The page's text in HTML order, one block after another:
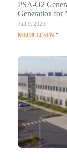
PSA-O2
Generation for
Juli 9, 2026
MEHR LESEN "